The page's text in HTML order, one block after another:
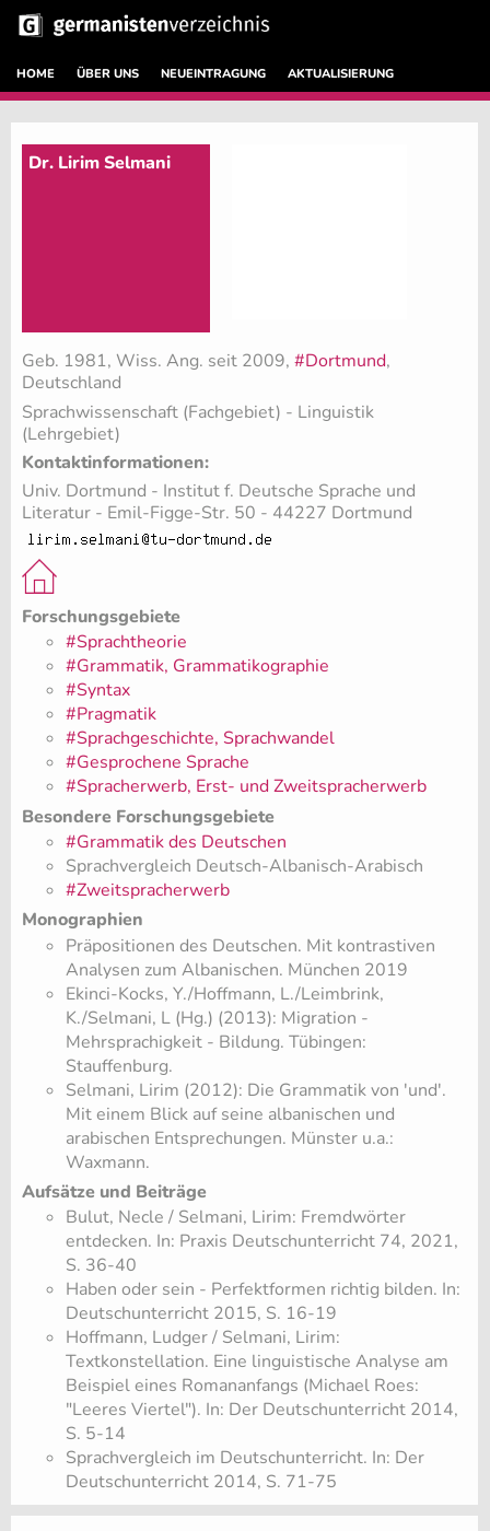
HOME ÜBER UNS NEUEINTRAGUNG AKTUALISIERUNG
Dr. Lirim Selmani
Geb. 1981, Wiss. Ang. seit 2009, #Dortmund,
Deutschland
Sprachwissenschaft (Fachgebiet) - Linguistik
(Lehrgebiet)
Kontaktinformationen:
Univ. Dortmund - Institut f. Deutsche Sprache und
Literatur - Emil-Figge-Str. 50 - 44227 Dortmund
Forschungsgebiete
#Sprachtheorie
#Grammatik, Grammatikographie
#Syntax
#Pragmatik
#Sprachgeschichte, Sprachwandel
#Gesprochene Sprache
#Spracherwerb, Erst- und Zweitspracherwerb
Besondere Forschungsgebiete
#Grammatik des Deutschen
Sprachvergleich Deutsch-Albanisch-Arabisch
#Zweitspracherwerb
Monographien
​Präpositionen des Deutschen. Mit kontrastiven
Analysen zum Albanischen. München 2019
Ekinci-Kocks, Y./Hoffmann, L./Leimbrink,
K./Selmani, L (Hg.) (2013): Migration -
Mehrsprachigkeit - Bildung. Tübingen:
Stauffenburg.
Selmani, Lirim (2012): Die Grammatik von 'und'.
Mit einem Blick auf seine albanischen und
arabischen Entsprechungen. Münster u.a.:
Waxmann.
Aufsätze und Beiträge
​Bulut, Necle / Selmani, Lirim: Fremdwörter
entdecken. In: Praxis Deutschunterricht 74, 2021,
S. 36-40
​Haben oder sein - Perfektformen richtig bilden. In:
Deutschunterricht 2015, S. 16-19
​Hoffmann, Ludger / Selmani, Lirim:
Textkonstellation. Eine linguistische Analyse am
Beispiel eines Romananfangs (Michael Roes:
"Leeres Viertel"). In: Der Deutschunterricht 2014,
S. 5-14
​Sprachvergleich im Deutschunterricht. In: Der
Deutschunterricht 2014, S. 71-75